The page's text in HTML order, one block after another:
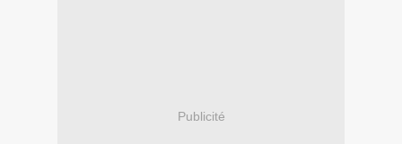
Publicité